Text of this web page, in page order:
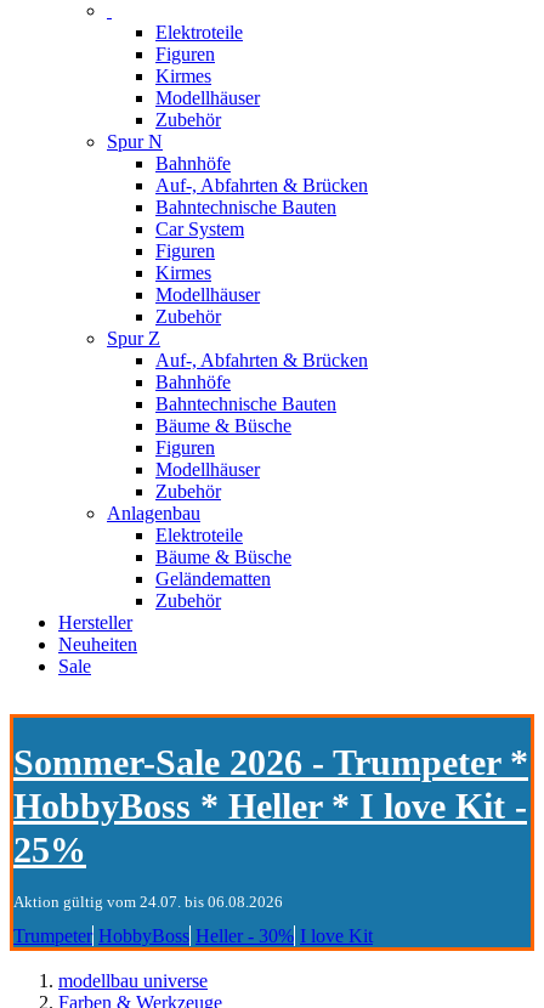
Elektroteile
Figuren
Kirmes
Modellhäuser
Zubehör
Spur N
Bahnhöfe
Auf-, Abfahrten & Brücken
Bahntechnische Bauten
Car System
Figuren
Kirmes
Modellhäuser
Zubehör
Spur Z
Auf-, Abfahrten & Brücken
Bahnhöfe
Bahntechnische Bauten
Bäume & Büsche
Figuren
Modellhäuser
Zubehör
Anlagenbau
Elektroteile
Bäume & Büsche
Geländematten
Zubehör
Hersteller
Neuheiten
Sale
Sommer-Sale 2026 - Trumpeter *
HobbyBoss * Heller * I love Kit -
25%
Aktion gültig vom 24.07. bis 06.08.2026
Trumpeter HobbyBoss Heller - 30% I love Kit
modellbau universe
Farben & Werkzeuge